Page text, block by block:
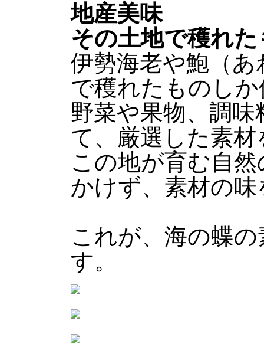
地産美味
その土地で穫れ
伊勢海老や鮑（
で穫れたものし
野菜や果物、調
て、厳選した素
この地が育む自
かけず、素材の
これが、海の蝶
す。